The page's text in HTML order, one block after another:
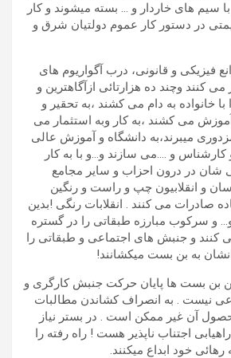
سیم های خاردار و … بسته میشوند و کار
در دستور کار عموم دولتیان شرق و
فیزیکی و قانونی، درب آگواریوم های
کنند وچند ده هزارتائی ازآگاهترین و
با خانواده به دام می کشند ،به تحقیر و
می کشند ،به کار وبه استثمار می
میبرند،به دانشگاه و آموزش عالی
و ….می سازند و…و با به کار
شان در درون احزاب و سایر مجامع
و انقلابیون چپ و راست و رنگین
صادرات می کنند . انقلابات رنگی !بدین
و سرکوب مبارزه طبقاتی را در گستره
کنند و جنبش های اجتماعی و طبقاتی را
به بن بست میکشانند!
بن بست ها پایان حرکت جنبش کارگری و
نیست . به انصراف کشاندن مطالبات
حصول آن غیر ممکن است . در بستر نیاز
اجتناب ناپذیر هست ! راه رفته را
خود ابداع میکنند.